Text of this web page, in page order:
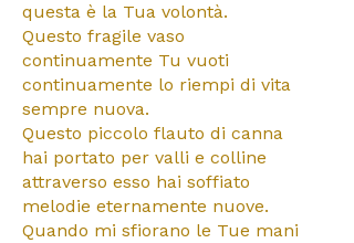
questa è la Tua volontà.
Questo fragile vaso
continuamente Tu vuoti
continuamente lo riempi di vita
sempre nuova.
Questo piccolo flauto di canna
hai portato per valli e colline
attraverso esso hai soffiato
melodie eternamente nuove.
Quando mi sfiorano le Tue mani